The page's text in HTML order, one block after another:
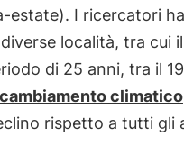
estate). I ricercatori
località, tra cui
di 25 anni, tra il
cambiamento climatico
rispetto a tutti gli